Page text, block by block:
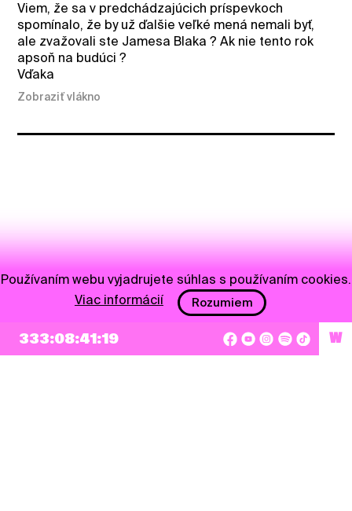
Viem, že sa v predchádzajúcich príspevkoch
spomínalo, že by už ďalšie veľké mená nemali byť,
ale zvažovali ste Jamesa Blaka ? Ak nie tento rok
apsoň na budúci ?
Vďaka
Zobraziť vlákno
333:08:41:19 W
Používaním webu vyjadrujete súhlas s používaním cookies.
Viac informácií
Rozumiem